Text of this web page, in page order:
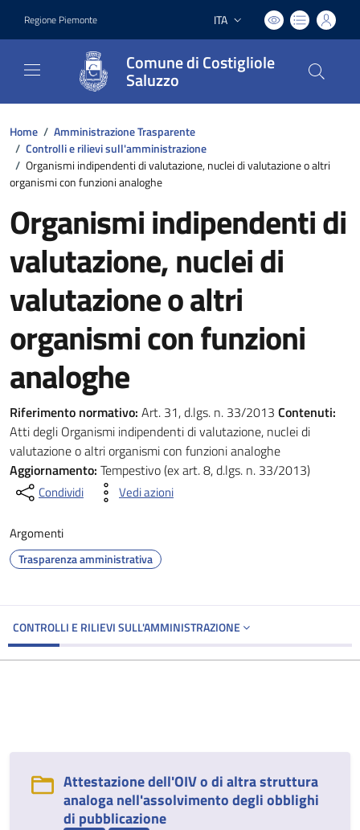
Regione Piemonte Lingua attiva:
ITA
Comune di Costigliole
Saluzzo
Home / Amministrazione Trasparente
/ Controlli e rilievi sull'amministrazione
/ Organismi indipendenti di valutazione, nuclei di valutazione o altri
organismi con funzioni analoghe
Organismi indipendenti di
valutazione, nuclei di
valutazione o altri
organismi con funzioni
analoghe
Riferimento normativo: Art. 31, d.lgs. n. 33/2013 Contenuti:
Atti degli Organismi indipendenti di valutazione, nuclei di
valutazione o altri organismi con funzioni analoghe
Aggiornamento: Tempestivo (ex art. 8, d.lgs. n. 33/2013)
Condividi Vedi azioni
Argomenti
Trasparenza amministrativa
CONTROLLI E RILIEVI SULL'AMMINISTRAZIONE
Attestazione dell'OIV o di altra struttura
analoga nell'assolvimento degli obblighi
di pubblicazione